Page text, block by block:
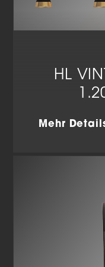
HL
Mehr